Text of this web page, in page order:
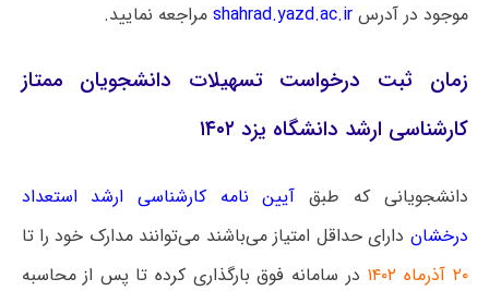
موجود در آدرسshahrad.yazd.ac.ir مراجعه نمایید.
زمان ثبت درخواست تسهیلات دانشجویان ممتاز
کارشناسی ارشد دانشگاه یزد ۱۴۰۲
دانشجویانی که طبق آیین نامه کارشناسی ارشد استعداد
درخشان دارای حداقل امتیاز می‌باشند می‌توانند مدارک خود را تا
۲۰ آذرماه ۱۴۰۲
در سامانه فوق بارگذاری کرده تا پس از محاسبه